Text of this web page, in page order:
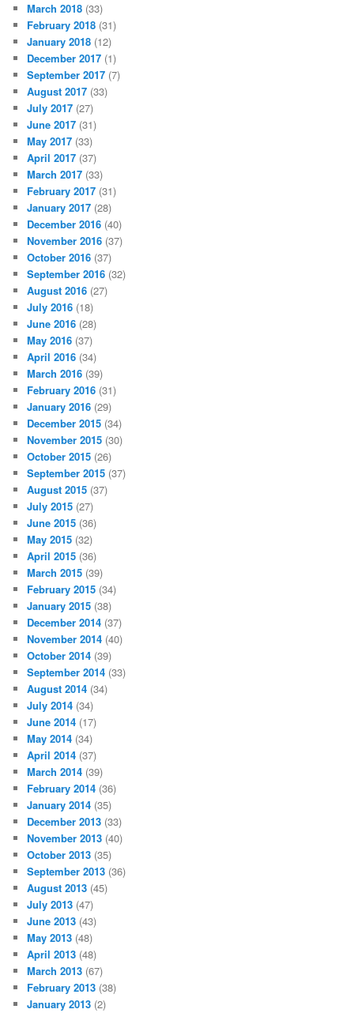
March 2018 (33)
February 2018 (31)
January 2018 (12)
December 2017 (1)
September 2017 (7)
August 2017 (33)
July 2017 (27)
June 2017 (31)
May 2017 (33)
April 2017 (37)
March 2017 (33)
February 2017 (31)
January 2017 (28)
December 2016 (40)
November 2016 (37)
October 2016 (37)
September 2016 (32)
August 2016 (27)
July 2016 (18)
June 2016 (28)
May 2016 (37)
April 2016 (34)
March 2016 (39)
February 2016 (31)
January 2016 (29)
December 2015 (34)
November 2015 (30)
October 2015 (26)
September 2015 (37)
August 2015 (37)
July 2015 (27)
June 2015 (36)
May 2015 (32)
April 2015 (36)
March 2015 (39)
February 2015 (34)
January 2015 (38)
December 2014 (37)
November 2014 (40)
October 2014 (39)
September 2014 (33)
August 2014 (34)
July 2014 (34)
June 2014 (17)
May 2014 (34)
April 2014 (37)
March 2014 (39)
February 2014 (36)
January 2014 (35)
December 2013 (33)
November 2013 (40)
October 2013 (35)
September 2013 (36)
August 2013 (45)
July 2013 (47)
June 2013 (43)
May 2013 (48)
April 2013 (48)
March 2013 (67)
February 2013 (38)
January 2013 (2)